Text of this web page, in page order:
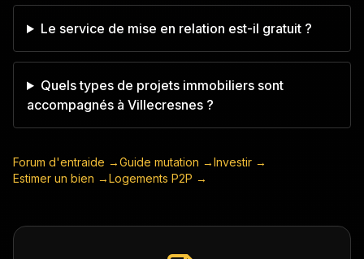
Le service de mise en relation est-il gratuit ?
Quels types de projets immobiliers sont
accompagnés à Villecresnes ?
Forum d'entraide →Guide mutation →Investir →
Estimer un bien →Logements P2P →